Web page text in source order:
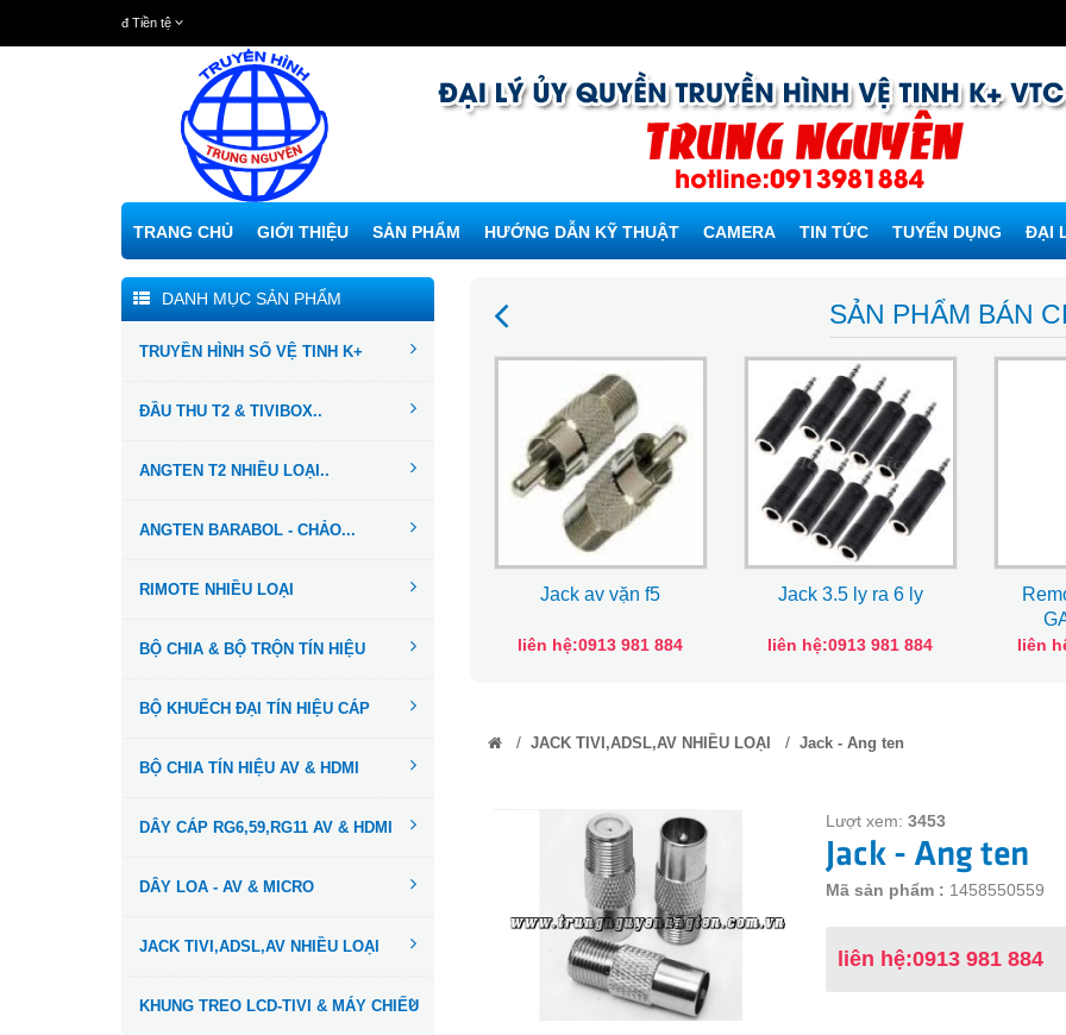
đ Tiền tệ
TRANG CHỦ GIỚI THIỆU SẢN PHẨM HƯỚNG DẪN KỸ THUẬT CAMERA TIN TỨC TUYỂN DỤNG ĐẠI
DANH MỤC SẢN PHẨM
TRUYỀN HÌNH SỐ VỆ TINH K+
ĐẦU THU T2 & TIVIBOX..
ANGTEN T2 NHIỀU LOẠI..
ANGTEN BARABOL - CHẢO...
RIMOTE NHIỀU LOẠI
BỘ CHIA & BỘ TRỘN TÍN HIỆU
BỘ KHUẾCH ĐẠI TÍN HIỆU CÁP
BỘ CHIA TÍN HIỆU AV & HDMI
DÂY CÁP RG6,59,RG11 AV & HDMI
DÂY LOA - AV & MICRO
JACK TIVI,ADSL,AV NHIỀU LOẠI
KHUNG TREO LCD-TIVI & MÁY CHIẾU
SẢN PHẨM BÁN
Jack av vặn f5
liên hệ:0913 981 884
Jack 3.5 ly ra 6 ly
liên hệ:0913 981 884 liên
/ JACK TIVI,ADSL,AV NHIỀU LOẠI / Jack - Ang ten
Lượt xem: 3453
Jack - Ang ten
Mã sản phẩm : 1458550559
liên hệ:0913 981 884